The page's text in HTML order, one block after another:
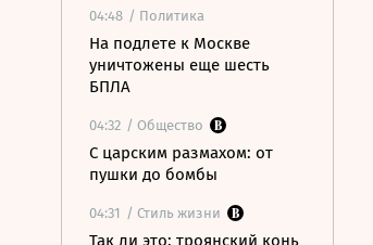
04:48 / Политика
На подлете к Москве
уничтожены еще шесть
БПЛА
04:32 / Общество
С царским размахом: от
пушки до бомбы
04:31 / Стиль жизни
Так ли это: троянский конь